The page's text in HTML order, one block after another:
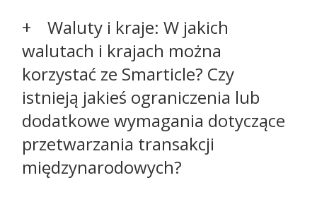
Waluty i kraje: W jakich
walutach i krajach można
korzystać ze Smarticle? Czy
istnieją jakieś ograniczenia lub
dodatkowe wymagania dotyczące
przetwarzania transakcji
międzynarodowych?